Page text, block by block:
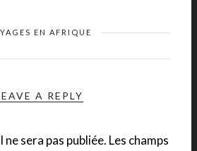
EN AFRIQUE
A REPLY
sera pas publiée. Les champs